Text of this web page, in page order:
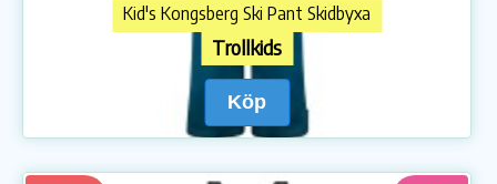
Kid's Kongsberg Ski Pant Skidbyxa
Trollkids
Köp